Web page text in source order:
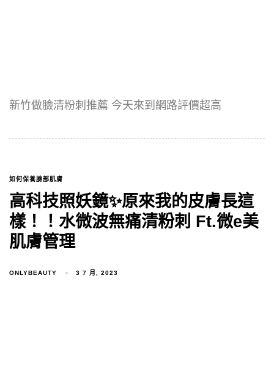
新竹做臉清粉刺推薦 今天來到網路評價超高
如何保養臉部肌膚
高科技照妖鏡✨原來我的皮膚長這
樣！！水微波無痛清粉刺 Ft.微e美
肌膚管理
ONLYBEAUTY 3 7 月, 2023